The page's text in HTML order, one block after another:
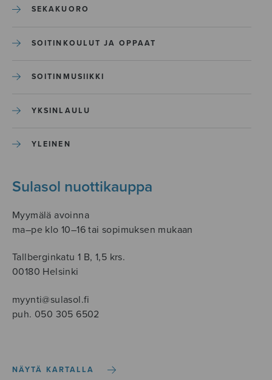
SEKAKUORO
SOITINKOULUT JA OPPAAT
SOITINMUSIIKKI
YKSINLAULU
YLEINEN
Sulasol nuottikauppa
Myymälä avoinna
ma–pe klo 10–16 tai sopimuksen mukaan
Tallberginkatu 1 B, 1,5 krs.
00180 Helsinki
myynti@sulasol.fi
puh. 050 305 6502
NÄYTÄ KARTALLA